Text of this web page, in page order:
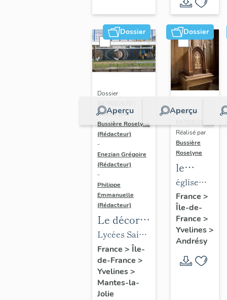
Dossier
Aperçu
Dossier
IM78002670 |
Réalisé par
Bussière Roselyne
(Rédacteur)
-
Enezian Grégoire
(Rédacteur)
-
Philippe
Emmanuelle
(Rédacteur)
Le décor
des lycées
de Mantes
Lycées Saint-
Exupéry et
Jean Rostand
France > Île-
de-France >
Yvelines>
Mantes-la-
Jolie
Dossier
Aperçu
Dossier
Réalisé par
Bussière
Roselyne
le
mobilier
de
l'église
Saint-
Germain-
de-
Paris
église
paroissiale
Saint-
Germain
France >
Île-de-
France >
Yvelines>
Andrésy